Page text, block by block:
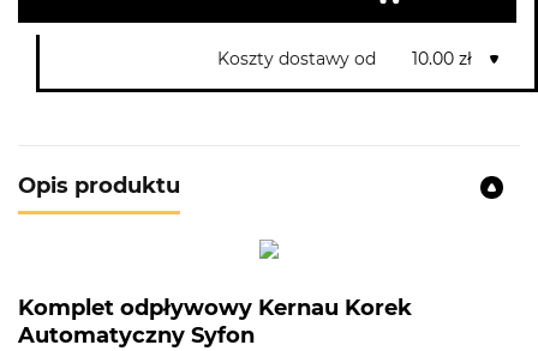
Koszty dostawy od 10.00 zł
Opis produktu
Komplet odpływowy Kernau Korek
Automatyczny Syfon